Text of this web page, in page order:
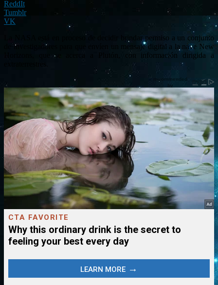
ReddIt
Tumblr
VK
La NASA está en proceso de decidir brindar permiso a un conjunto
de investigadores para que envíen un mensaje digital a la nave New
Horizons, que se acerca a Plutón, con información dirigida a